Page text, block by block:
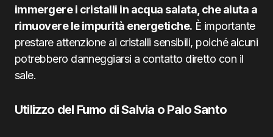
immergere i cristalli in acqua salata, che aiuta a
rimuovere le impurità energetiche. È importante
prestare attenzione ai cristalli sensibili, poiché alcuni
potrebbero danneggiarsi a contatto diretto con il
sale.
Utilizzo del Fumo di Salvia o Palo Santo